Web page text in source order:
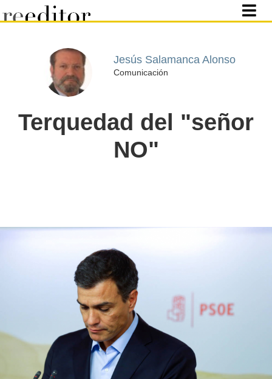
Jesús Salamanca Alonso
Comunicación
Terquedad del "señor
NO"